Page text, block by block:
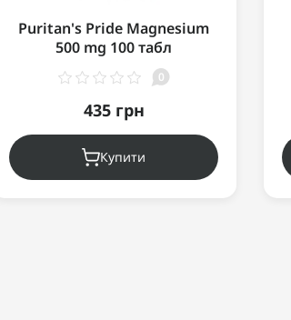
Puritan's Pride Magnesium
500 mg 100 табл
0
435 грн
Купити